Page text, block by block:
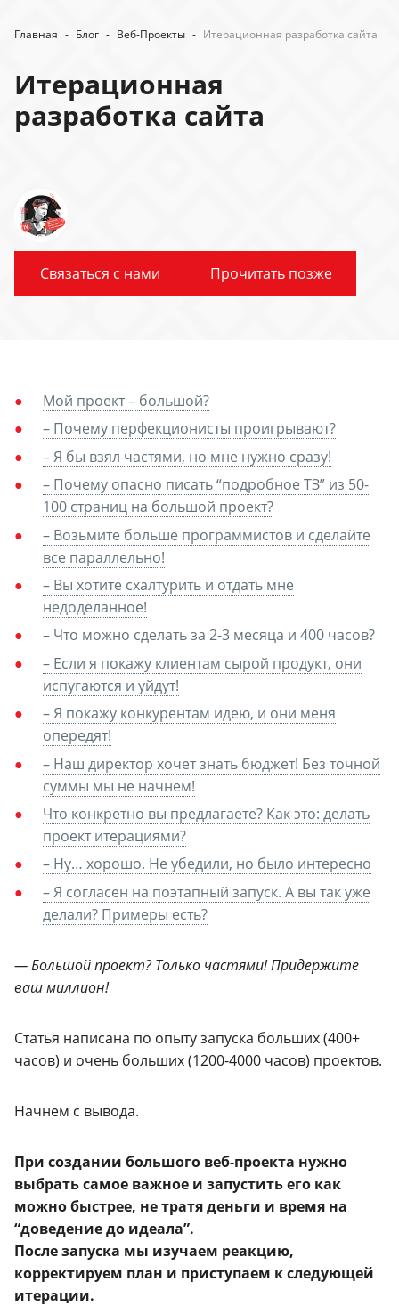
Главная - Блог - Веб-Проекты - Итерационная разработка сайта
Итерационная
разработка сайта
Связаться с нами Прочитать позже
Мой проект – большой?
– Почему перфекционисты проигрывают?
– Я бы взял частями, но мне нужно сразу!
– Почему опасно писать “подробное ТЗ” из 50-
100 страниц на большой проект?
– Возьмите больше программистов и сделайте
все параллельно!
– Вы хотите схалтурить и отдать мне
недоделанное!
– Что можно сделать за 2-3 месяца и 400 часов?
– Если я покажу клиентам сырой продукт, они
испугаются и уйдут!
– Я покажу конкурентам идею, и они меня
опередят!
– Наш директор хочет знать бюджет! Без точной
суммы мы не начнем!
Что конкретно вы предлагаете? Как это: делать
проект итерациями?
– Ну… хорошо. Не убедили, но было интересно
– Я согласен на поэтапный запуск. А вы так уже
делали? Примеры есть?
— Большой проект? Только частями! Придержите
ваш миллион!
Статья написана по опыту запуска больших (400+
часов) и очень больших (1200-4000 часов) проектов.
Начнем с вывода.
При создании большого веб-проекта нужно
выбрать самое важное и запустить его как
можно быстрее, не тратя деньги и время на
“доведение до идеала”.
После запуска мы изучаем реакцию,
корректируем план и приступаем к следующей
итерации.